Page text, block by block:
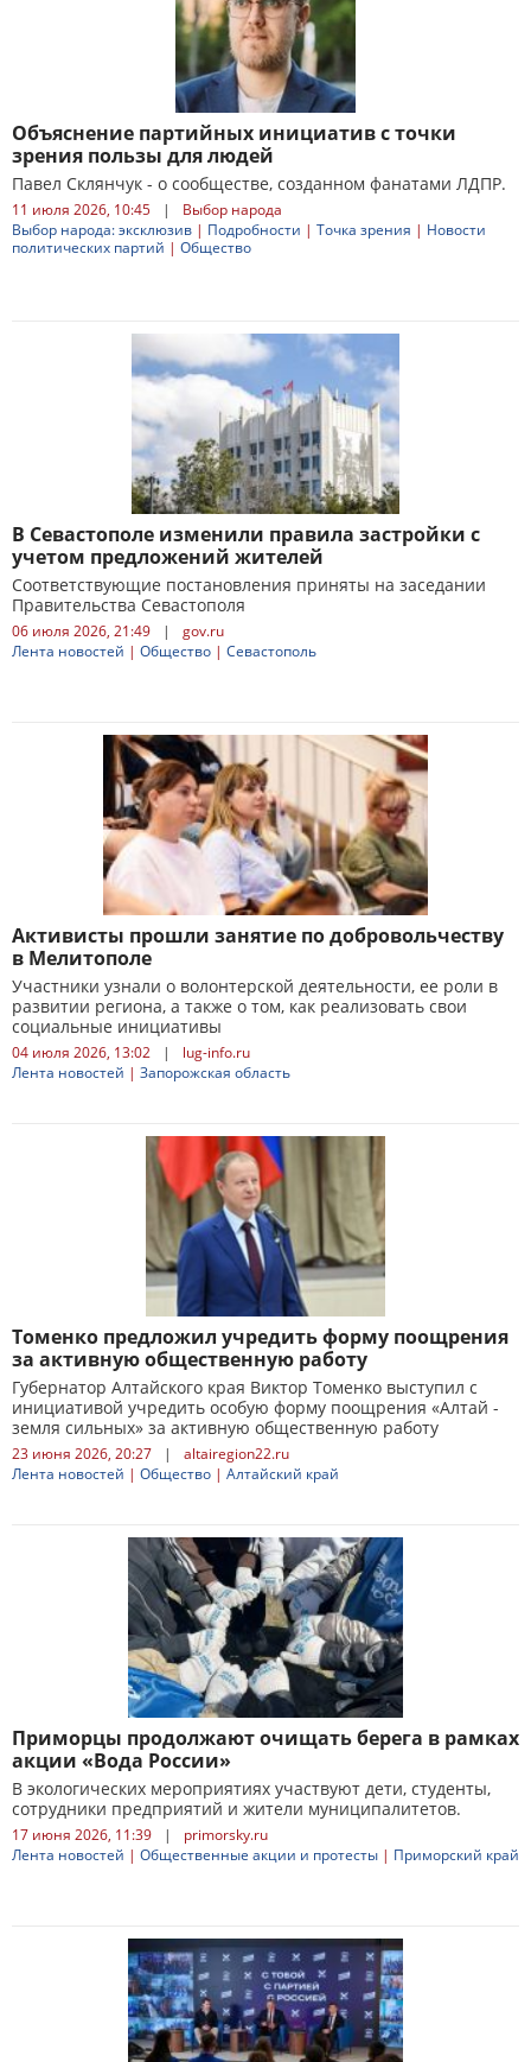
Объяснение партийных инициатив с точки
зрения пользы для людей
Павел Склянчук - о сообществе, созданном фанатами ЛДПР.
11 июля 2026, 10:45 |
Выбор народа
Выбор народа: эксклюзив | Подробности | Точка зрения | Новости
политических партий | Общество
В Севастополе изменили правила застройки с
учетом предложений жителей
Соответствующие постановления приняты на заседании
Правительства Севастополя
06 июля 2026, 21:49 |
gov.ru
Лента новостей | Общество | Севастополь
Активисты прошли занятие по добровольчеству
в Мелитополе
Участники узнали о волонтерской деятельности, ее роли в
развитии региона, а также о том, как реализовать свои
социальные инициативы
04 июля 2026, 13:02 |
lug-info.ru
Лента новостей | Запорожская область
Томенко предложил учредить форму поощрения
за активную общественную работу
Губернатор Алтайского края Виктор Томенко выступил с
инициативой учредить особую форму поощрения «Алтай -
земля сильных» за активную общественную работу
23 июня 2026, 20:27 |
altairegion22.ru
Лента новостей | Общество | Алтайский край
Приморцы продолжают очищать берега в рамках
акции «Вода России»
В экологических мероприятиях участвуют дети, студенты,
сотрудники предприятий и жители муниципалитетов.
17 июня 2026, 11:39 |
primorsky.ru
Лента новостей | Общественные акции и протесты | Приморский край